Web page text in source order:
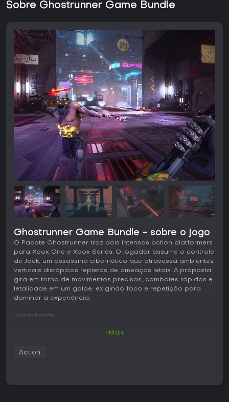
Sobre Ghostrunner Game Bundle
Ghostrunner Game Bundle - sobre o jogo
O Pacote Ghostrunner traz dois intensos action platformers
para Xbox One e Xbox Series. O jogador assume o controle
de Jack, um assassino cibernético que atravessa ambientes
verticais distópicos repletos de ameaças letais. A proposta
gira em torno de movimentos precisos, combates rápidos e
letalidade em um golpe, exigindo foco e repetição para
dominar a experiência.
Jogabilidade
jogador quanto os inimigos são igualmente frágeis, então
+Mais
Action